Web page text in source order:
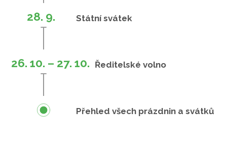
28. 9. Státní svátek
26. 10. – 27. 10. Ředitelské volno
Přehled všech prázdnin a svátků